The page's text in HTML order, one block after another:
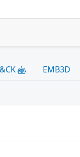
EMB3D